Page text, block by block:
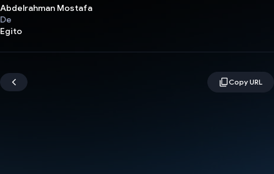
Abdelrahman Mostafa
De
Egito